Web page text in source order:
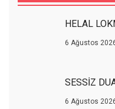
HELAL
6 Ağustos
SESSİZ
6 Ağustos